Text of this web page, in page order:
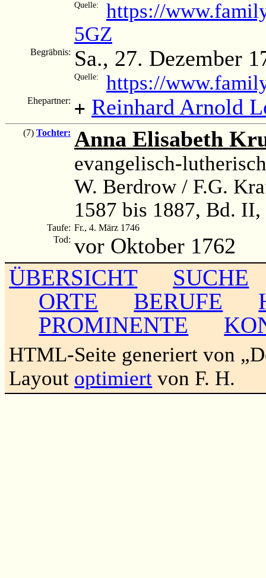
Quelle:
https://
5GZ
Begräbnis: Sa., 27. Dezember
Quelle: https://
Ehepartner: + Reinhard Arnold
(7) Tochter: Anna Elisabeth
evangelisch-lutherisch
W. Berdrow / F.G.
1587 bis 1887, Bd.
Taufe: Fr., 4. März 1746
Tod: vor Oktober 1762
ÜBERSICHT
SUCHE
ORTE
BERUFE
PROMINENTE
HTML-Seite generiert von
Layout optimiert von F. H.